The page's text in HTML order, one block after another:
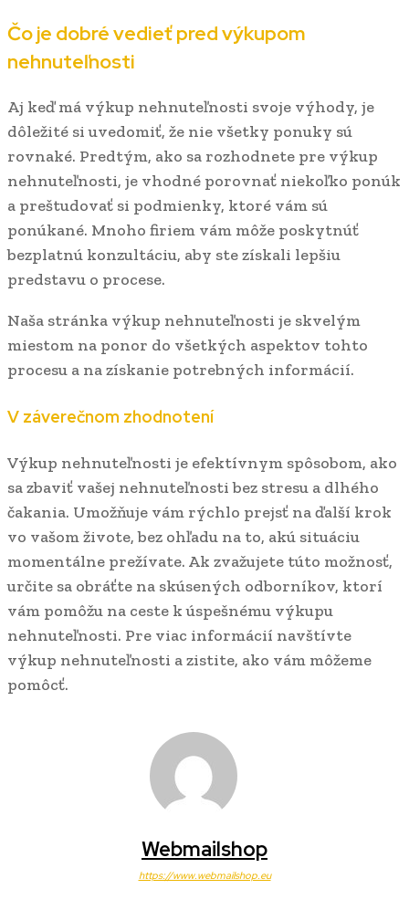
Čo je dobré vedieť pred výkupom
nehnuteľnosti
Aj keď má výkup nehnuteľnosti svoje výhody, je
dôležité si uvedomiť, že nie všetky ponuky sú
rovnaké. Predtým, ako sa rozhodnete pre výkup
nehnuteľnosti, je vhodné porovnať niekoľko ponúk
a preštudovať si podmienky, ktoré vám sú
ponúkané. Mnoho firiem vám môže poskytnúť
bezplatnú konzultáciu, aby ste získali lepšiu
predstavu o procese.
Naša stránka výkup nehnuteľnosti je skvelým
miestom na ponor do všetkých aspektov tohto
procesu a na získanie potrebných informácií.
V záverečnom zhodnotení
Výkup nehnuteľnosti je efektívnym spôsobom, ako
sa zbaviť vašej nehnuteľnosti bez stresu a dlhého
čakania. Umožňuje vám rýchlo prejsť na ďalší krok
vo vašom živote, bez ohľadu na to, akú situáciu
momentálne prežívate. Ak zvažujete túto možnosť,
určite sa obráťte na skúsených odborníkov, ktorí
vám pomôžu na ceste k úspešnému výkupu
nehnuteľnosti. Pre viac informácií navštívte
výkup nehnuteľnosti a zistite, ako vám môžeme
pomôcť.
Webmailshop
https://www.webmailshop.eu